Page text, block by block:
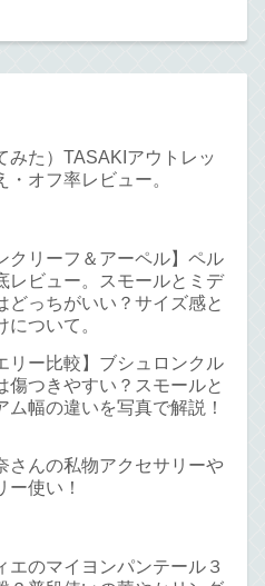
みた）TASAKIアウトレッ
・オフ率レビュー。
クリーフ＆アーペル】ペル
レビュー。スモールとミデ
どっちがいい？サイズ感と
について。
リー比較】ブシュロンクル
傷つきやすい？スモールと
ム幅の違いを写真で解説！
さんの私物アクセサリーや
ー使い！
エのマイヨンパンテール３